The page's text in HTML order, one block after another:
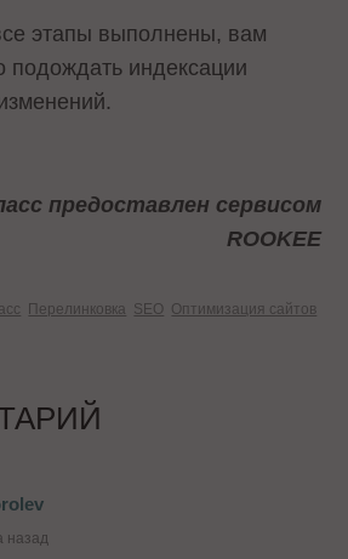
этапы выполнены, вам
подождать индексации
предоставлен сервисом
ROOKEE
Перелинковка SEO Оптимизация сайтов
назад